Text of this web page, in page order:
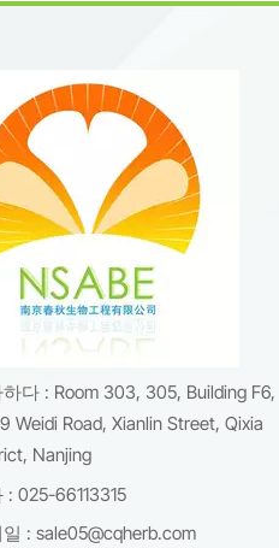
다 : Room 303, 305, Building F6,
Weidi Road, Xianlin Street, Qixia
Nanjing
: 025-66113315
: sale05@cqherb.com